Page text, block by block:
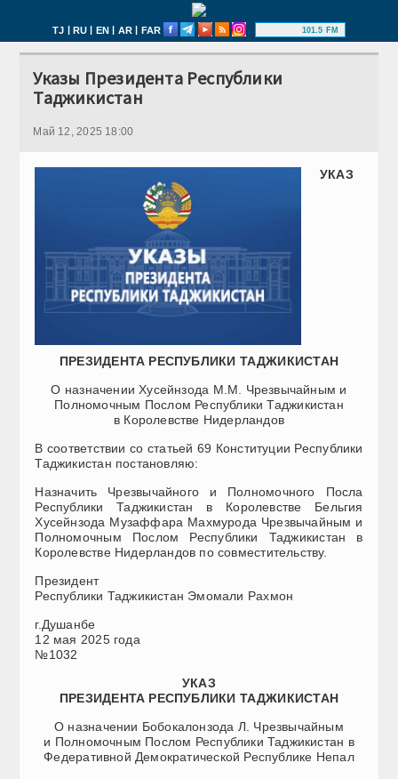
TJ | RU | EN | AR | FAR 101.5 FM
Указы Президента Республики
Таджикистан
Май 12, 2025 18:00
УКАЗ
ПРЕЗИДЕНТА РЕСПУБЛИКИ ТАДЖИКИСТАН
О назначении Хусейнзода М.М. Чрезвычайным и
Полномочным Послом Республики Таджикистан
в Королевстве Нидерландов
В соответствии со статьей 69 Конституции Республики
Таджикистан постановляю:
Назначить Чрезвычайного и Полномочного Посла
Республики Таджикистан в Королевстве Бельгия
Хусейнзода Музаффара Махмурода Чрезвычайным и
Полномочным Послом Республики Таджикистан в
Королевстве Нидерландов по совместительству.
Президент
Республики Таджикистан Эмомали Рахмон
г.Душанбе
12 мая 2025 года
№1032
УКАЗ
ПРЕЗИДЕНТА РЕСПУБЛИКИ ТАДЖИКИСТАН
О назначении Бобокалонзода Л. Чрезвычайным
и Полномочным Послом Республики Таджикистан в
Федеративной Демократической Республике Непал